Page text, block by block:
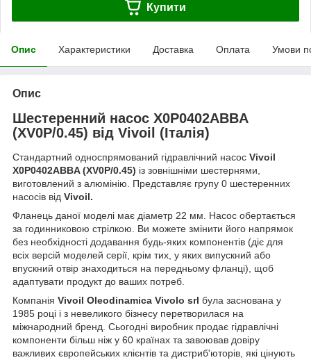
Купити
Опис Характеристики Доставка Оплата Умови
Опис
Шестеренний насос X0P0402ABBA
(XV0P/0.45) від Vivoil (Італія)
Стандартний односпрямований гідравлічний насос Vivoil
X0P0402ABBA (XV0P/0.45) із зовнішніми шестернями,
виготовлений з алюмінію. Представляє групу 0 шестеренних
насосів від Vivoil.
Фланець даної моделі має діаметр 22 мм. Насос обертається
за годинниковою стрілкою. Ви можете змінити його напрямок
без необхідності додавання будь-яких компонентів (діє для
всіх версій моделей серії, крім тих, у яких випускний або
впускний отвір знаходиться на передньому фланці), щоб
адаптувати продукт до ваших потреб.
Компанія Vivoil Oleodinamica Vivolo srl була заснована у
1985 році і з невеликого бізнесу перетворилася на
міжнародний бренд. Сьогодні виробник продає гідравлічні
компоненти більш ніж у 60 країнах та завоював довіру
важливих європейських клієнтів та дистриб'юторів, які цінують